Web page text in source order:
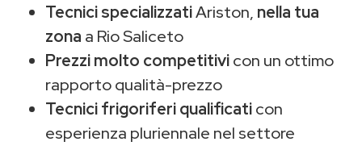
Tecnici specializzatiAriston, nella tua
zona a Rio Saliceto
Prezzi molto competitivicon un ottimo
rapporto qualità-prezzo
Tecnici frigoriferi qualificaticon
esperienza pluriennale nel settore